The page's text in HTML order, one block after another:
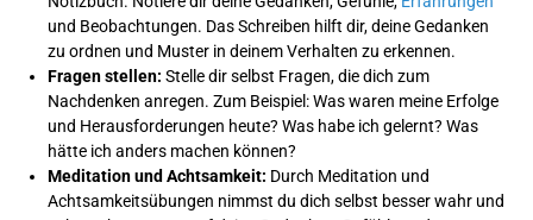
und Beobachtungen. Das Schreiben hilft dir, deine Gedanken
zu ordnen und Muster in deinem Verhalten zu erkennen.
Fragen stellen: Stelle dir selbst Fragen, die dich zum
Nachdenken anregen. Zum Beispiel: Was waren meine Erfolge
und Herausforderungen heute? Was habe ich gelernt? Was
hätte ich anders machen können?
Meditation und Achtsamkeit: Durch Meditation und
Achtsamkeitsübungen nimmst du dich selbst besser wahr und